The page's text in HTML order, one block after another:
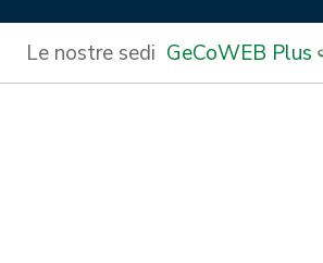
Le nostre sedi GeCoWEB Plus